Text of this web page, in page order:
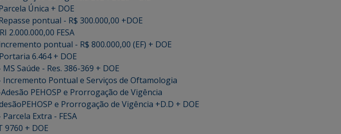
Única + DOE
pontual - R$ 300.000,00 +DOE
2.000.000,00 FESA
pontual - R$ 800.000,00 (EF) + DOE
6.464 + DOE
MS Saúde - Res. 386-369 + DOE
- Incremento Pontual e Serviços de Oftamologia
Adesão PEHOSP e Prorrogação de Vigência
e Prorrogação de Vigência +D.D + DOE
Parcela Extra - FESA
9760 + DOE